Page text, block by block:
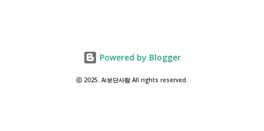
드립니다. 장례비 지원금. 장제비 지원. 1. 2026년 기준 장례 지원 제도 현
재 정부와 지자체에서 운영하는 장례 관련 지원은 대상자에 따라 금액과
Powered by Blogger
ⓒ 2025. Ai보단사람 All rights reserved.